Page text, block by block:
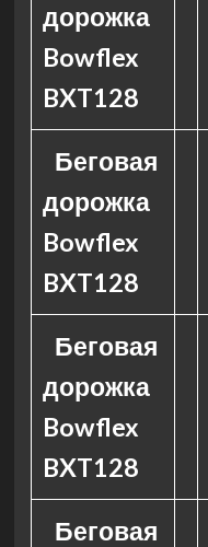
дорожка
Bowflex
BXT128
Беговая
дорожка
Bowflex
BXT128
Беговая
дорожка
Bowflex
BXT128
Беговая